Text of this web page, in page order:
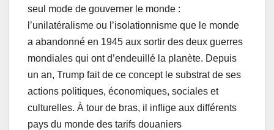
seul mode de gouverner le monde :
l’unilatéralisme ou l’isolationnisme que le monde
a abandonné en 1945 aux sortir des deux guerres
mondiales qui ont d’endeuillé la planète. Depuis
un an, Trump fait de ce concept le substrat de ses
actions politiques, économiques, sociales et
culturelles. À tour de bras, il inflige aux différents
pays du monde des tarifs douaniers